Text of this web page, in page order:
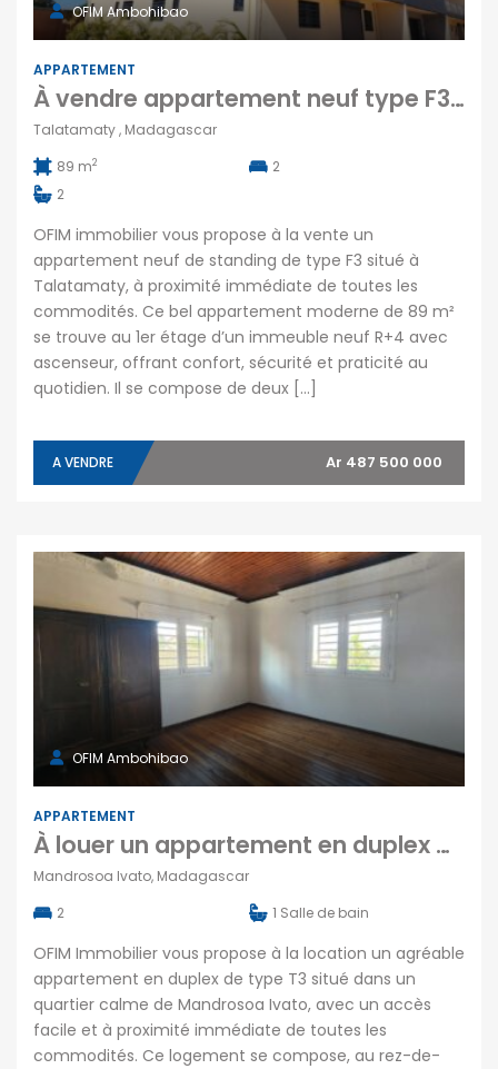
OFIM Ambohibao
APPARTEMENT
À vendre appartement neuf type F3 de 89 m2 situé proche des commodités à Talatamaty Madagascar
Talatamaty , Madagascar
89 m2
2
2
OFIM immobilier vous propose à la vente un
appartement neuf de standing de type F3 situé à
Talatamaty, à proximité immédiate de toutes les
commodités. Ce bel appartement moderne de 89 m²
se trouve au 1er étage d’un immeuble neuf R+4 avec
ascenseur, offrant confort, sécurité et praticité au
quotidien. Il se compose de deux […]
A VENDRE Ar 487 500 000
OFIM Ambohibao
APPARTEMENT
À louer un appartement en duplex de type F3 situé dans un quartier calme de Mandrosoa Ivato Madagascar
Mandrosoa Ivato, Madagascar
2
1 Salle de bain
OFIM Immobilier vous propose à la location un agréable
appartement en duplex de type T3 situé dans un
quartier calme de Mandrosoa Ivato, avec un accès
facile et à proximité immédiate de toutes les
commodités. Ce logement se compose, au rez-de-